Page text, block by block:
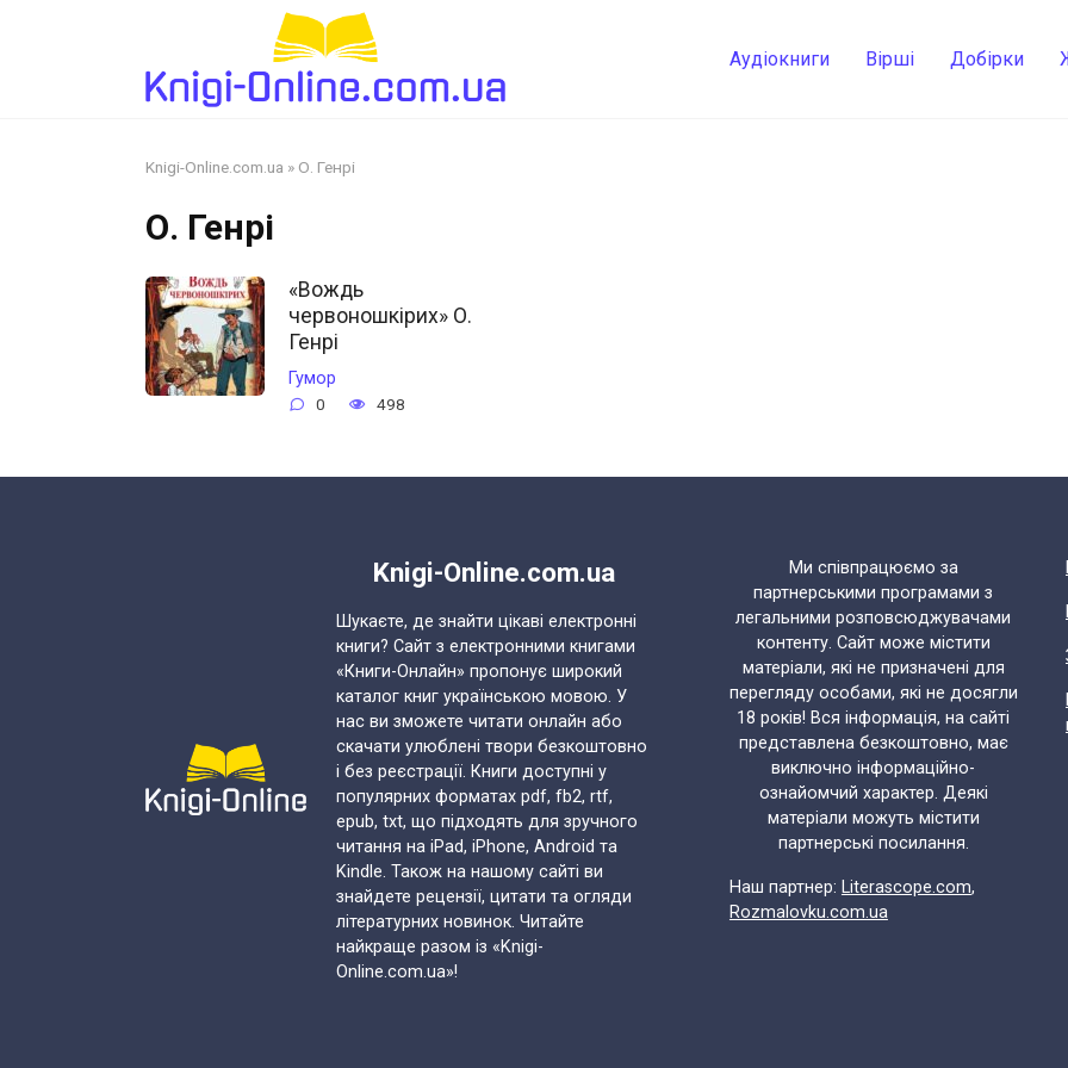
Аудіокниги Вірші Добірки
Knigi-Online.com.ua » О. Генрі
О. Генрі
«Вождь
червоношкірих» О.
Генрі
Гумор
0 498
Knigi-Online.com.ua
Шукаєте, де знайти цікаві електронні
книги? Сайт з електронними книгами
«Книги-Онлайн» пропонує широкий
каталог книг українською мовою. У
нас ви зможете читати онлайн або
скачати улюблені твори безкоштовно
і без реєстрації. Книги доступні у
популярних форматах pdf, fb2, rtf,
epub, txt, що підходять для зручного
читання на iPad, iPhone, Android та
Kindle. Також на нашому сайті ви
знайдете рецензії, цитати та огляди
літературних новинок. Читайте
найкраще разом із «Knigi-
Online.com.ua»!
Ми співпрацюємо за
партнерськими програмами з
легальними розповсюджувачами
контенту. Сайт може містити
матеріали, які не призначені для
перегляду особами, які не досягли
18 років! Вся інформація, на сайті
представлена безкоштовно, має
виключно інформаційно-
ознайомчий характер. Деякі
матеріали можуть містити
партнерські посилання.
Наш партнер: Literascope.com,
Rozmalovku.com.ua